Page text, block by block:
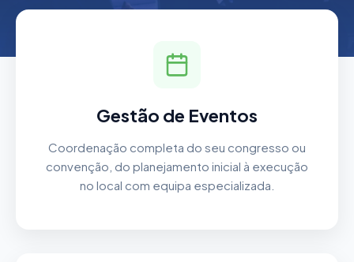
Gestão de Eventos
Coordenação completa do seu congresso ou
convenção, do planejamento inicial à execução
no local com equipa especializada.